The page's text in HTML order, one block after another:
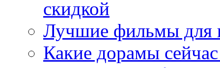
скидкой
Лучшие фильмы для
Какие дорамы